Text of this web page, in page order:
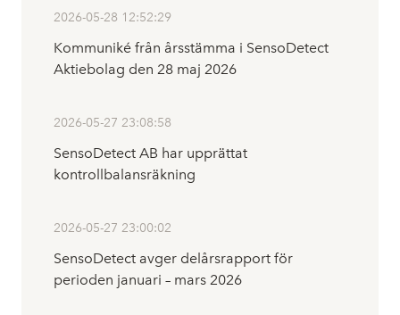
2026-05-28 12:52:29
Kommuniké från årsstämma i SensoDetect
Aktiebolag den 28 maj 2026
2026-05-27 23:08:58
SensoDetect AB har upprättat
kontrollbalansräkning
2026-05-27 23:00:02
SensoDetect avger delårsrapport för
perioden januari – mars 2026